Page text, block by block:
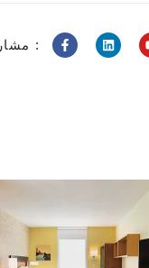
مشاركة هذه العناصر :